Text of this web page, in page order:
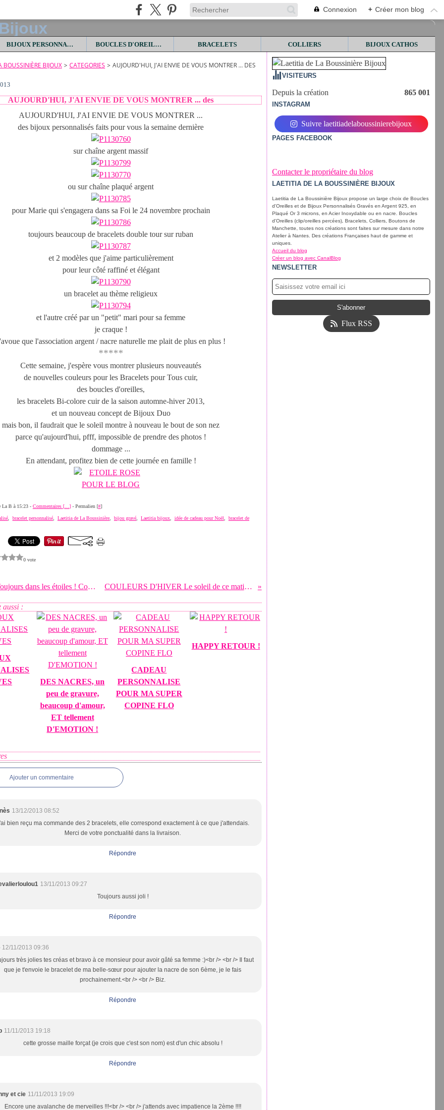
Connexion + Créer mon blog
BIJOUX PERSONNALISES BOUCLES D'OREILLES BRACELETS COLLIERS BIJOUX CATHOS
BOUSSINIÈRE BIJOUX > CATEGORIES > AUJOURD'HUI, J'AI ENVIE DE VOUS MONTRER ... DES
AUJOURD'HUI, J'AI ENVIE DE VOUS MONTRER ... des
AUJOURD'HUI, J'AI ENVIE DE VOUS MONTRER ...
des bijoux personnalisés faits pour vous la semaine dernière
sur chaîne argent massif
ou sur chaîne plaqué argent
pour Marie qui s'engagera dans sa Foi le 24 novembre prochain
toujours beaucoup de bracelets double tour sur ruban
et 2 modèles que j'aime particulièrement
pour leur côté raffiné et élégant
un bracelet au thème religieux
et l'autre créé par un "petit" mari pour sa femme
je craque !
que l'association argent / nacre naturelle me plait de plus en plus !
*****
Cette semaine, j'espère vous montrer plusieurs nouveautés
de nouvelles couleurs pour les Bracelets pour Tous cuir,
des boucles d'oreilles,
les bracelets Bi-colore cuir de la saison automne-hiver 2013,
et un nouveau concept de Bijoux Duo
mais bon, il faudrait que le soleil montre à nouveau le bout de son nez
parce qu'aujourd'hui, pfff, impossible de prendre des photos !
dommage ...
En attendant, profitez bien de cette journée en famille !
La B à 15:23 - Commentaires [ ] - Permalien [#]
bracelet personnalisé Laetitia de La Boussinière bijou gravé Laetitia bijoux idée de cadeau pour Noël bracelet de
0 vote
ORION Toujours dans les étoiles ! Collier Orion COULEURS D'HIVER Le soleil de ce matin me fait de
aussi :
DES NACRES, un
peu de gravure,
beaucoup d'amour,
ET tellement
D'EMOTION !
CADEAU
PERSONNALISE
POUR MA SUPER
COPINE FLO
HAPPY RETOUR !
Ajouter un commentaire
13/12/2013 08:52
bien reçu ma commande des 2 bracelets, elle correspond exactement à ce que j'attendais.
Merci de votre ponctualité dans la livraison.
Répondre
13/11/2013 09:27
Toujours aussi joli !
Répondre
12/11/2013 09:36
très jolies tes créas et bravo à ce monsieur pour avoir gâté sa femme :)<br /> <br /> Il faut
que je t'envoie le bracelet de ma belle-sœur pour ajouter la nacre de son 6ème, je le fais
prochainement.<br /> <br /> Biz.
Répondre
11/11/2013 19:18
cette grosse maille forçat (je crois que c'est son nom) est d'un chic absolu !
Répondre
et cie 11/11/2013 19:09
Encore une avalanche de merveilles !!!<br /> <br /> j'attends avec impatience la 2ème !!!!
VISITEURS
Depuis la création 865 001
INSTAGRAM
Suivre laetitiadelaboussinierebijoux
PAGES FACEBOOK
Contacter le propriétaire du blog
LAETITIA DE LA BOUSSINIÈRE BIJOUX
Laetitia de La Boussinière Bijoux propose un large choix de Boucles
d'Oreilles et de Bijoux Personnalisés Gravés en Argent 925, en
Plaqué Or 3 microns, en Acier Inoxydable ou en nacre. Boucles
d'Oreilles (clip/oreilles percées), Bracelets, Colliers, Boutons de
Manchette, toutes nos créations sont faites sur mesure dans notre
Atelier à Nantes. Des créations Françaises haut de gamme et
uniques.
Accueil du blog
Créer un blog avec CanalBlog
NEWSLETTER
Flux RSS